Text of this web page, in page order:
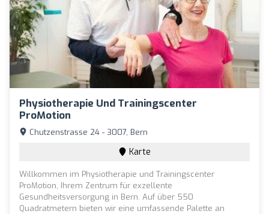
Physiotherapie Und Trainingscenter
ProMotion
Chutzenstrasse 24 - 3007, Bern
Karte
Willkommen im Physiotherapie und Trainingscenter
ProMotion, Ihrem Zentrum für exzellente
Gesundheitsversorgung in Bern. Auf über 550
Quadratmetern bieten wir eine umfassende Palette an